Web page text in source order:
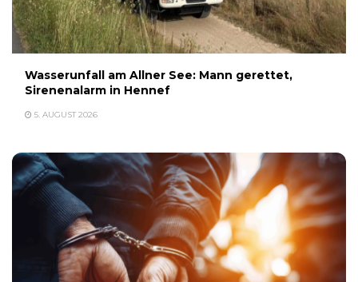
Wasserunfall am Allner See: Mann gerettet,
Sirenenalarm in Hennef
5. AUGUST 2026